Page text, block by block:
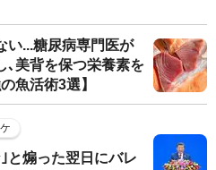
い...糖尿病専門医が
､美背を保つ栄養素を
魚活術3選】
と煽った翌日にバレ